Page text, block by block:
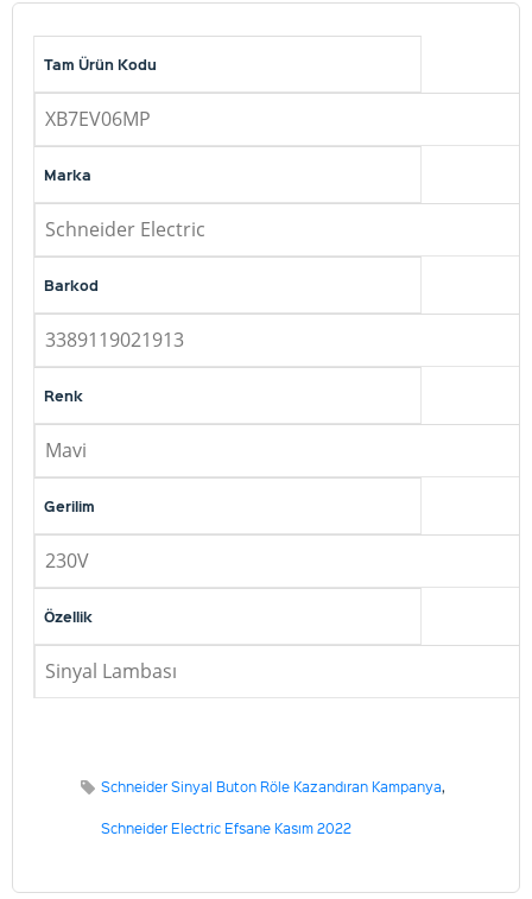
Tam Ürün Kodu
XB7EV06MP
Marka
Schneider Electric
Barkod
3389119021913
Renk
Mavi
Gerilim
230V
Özellik
Sinyal Lambası
Schneider Sinyal Buton Röle Kazandıran Kampanya,
Schneider Electric Efsane Kasım 2022